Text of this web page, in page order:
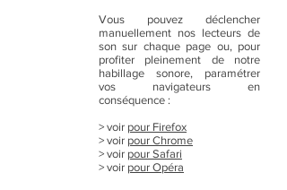
Vous pouvez déclencher
manuellement nos lecteurs de
son sur chaque page ou, pour
profiter pleinement de notre
habillage sonore, paramétrer
vos navigateurs en
conséquence :
> voir pour Firefox
> voir pour Chrome
> voir pour Safari
> voir pour Opéra